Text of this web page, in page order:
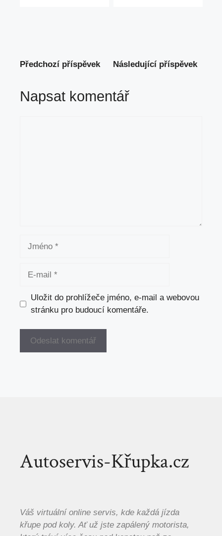
Předchozí příspěvek Následující příspěvek
Napsat komentář
Jméno
Uložit do prohlížeče jméno, e-mail a webovou
stránku pro budoucí komentáře.
Autoservis-Křupka.cz
Váš virtuální online servis, kde každá jízda
křupe pod koly. Ať už jste zapálený motorista,